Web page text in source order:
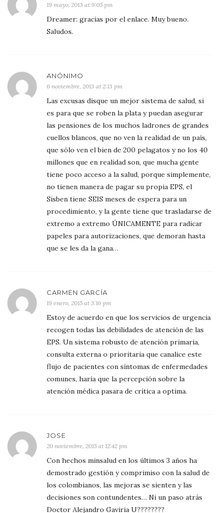
19 mayo, 2013 at 9:05 pm
Dreamer: gracias por el enlace. Muy bueno.
Saludos.
ANÓNIMO
6 noviembre, 2013 at 2:13 pm
Las excusas disque un mejor sistema de salud, si
es para que se roben la plata y puedan asegurar
las pensiones de los muchos ladrones de grandes
cuellos blancos, que no ven la realidad de un país,
que sólo ven el bien de 200 pelagatos y no los 40
millones que en realidad son, que mucha gente
tiene poco acceso a la salud, porque simplemente,
no tienen manera de pagar su propia EPS, el
Sisben tiene SEIS meses de espera para un
procedimiento, y la gente tiene que trasladarse de
extremo a extremo ÚNICAMENTE para radicar
papeles para autorizaciones, que demoran hasta
que se les da la gana…
CARMEN GARCÍA
19 enero, 2015 at 3:16 pm
Estoy de acuerdo en que los servicios de urgencia
recogen todas las debilidades de atención de las
EPS. Un sistema robusto de atención primaria,
consulta externa o prioritaria que canalice este
flujo de pacientes con síntomas de enfermedades
comunes, haría que la percepción sobre la
atención médica pasara de crítica a optima.
JOSE
20 noviembre, 2015 at 12:42 pm
Con hechos minsalud en los últimos 3 años ha
demostrado gestión y comprimiso con la salud de
los colombianos, las mejoras se sienten y las
decisiones son contundentes… Ni un paso atrás
Doctor Alejandro Gaviria U????????